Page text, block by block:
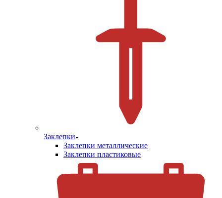
Заклепки
Заклепки металлические
Заклепки пластиковые